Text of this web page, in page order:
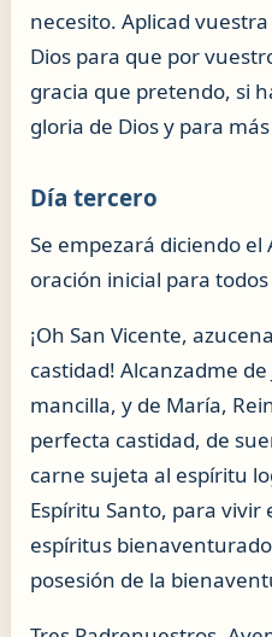
necesito. Aplicad
Dios para que por
gracia que pretendo, si
gloria de Dios y para
Día tercero
Se empezará diciendo el
oración inicial para todos
¡Oh San Vicente,
castidad! Alcanzadme
mancilla, y de María,
perfecta castidad, de
carne sujeta al espíritu
Espíritu Santo, para
espíritus
posesión de la